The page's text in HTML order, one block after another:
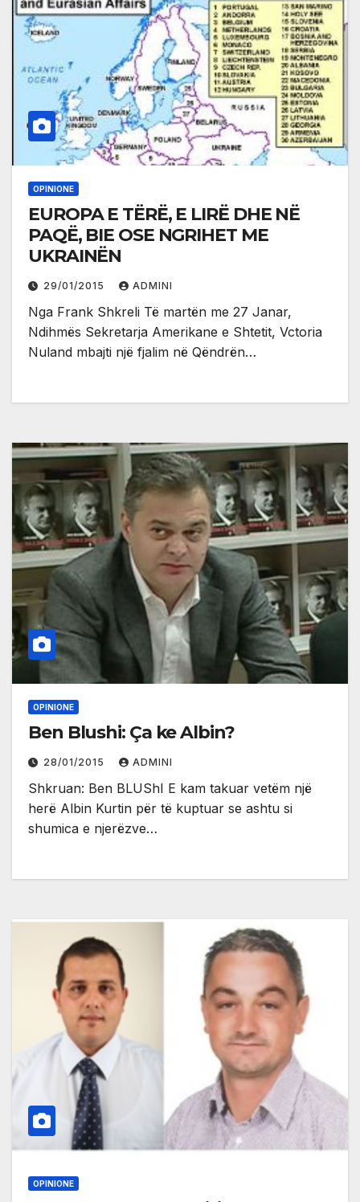
OPINIONE
EUROPA E TËRË, E LIRË DHE NË
PAQË, BIE OSE NGRIHET ME
UKRAINËN
29/01/2015 ADMINI
Nga Frank Shkreli Të martën me 27 Janar,
Ndihmës Sekretarja Amerikane e Shtetit, Vctoria
Nuland mbajti një fjalim në Qëndrën…
OPINIONE
Ben Blushi: Ça ke Albin?
28/01/2015 ADMINI
Shkruan: Ben BLUShI E kam takuar vetëm një
herë Albin Kurtin për të kuptuar se ashtu si
shumica e njerëzve…
OPINIONE